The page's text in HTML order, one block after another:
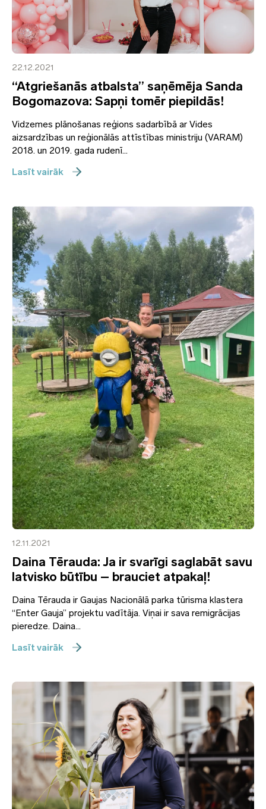
22.12.2021
“Atgriešanās atbalsta” saņēmēja Sanda
Bogomazova: Sapņi tomēr piepildās!
Vidzemes plānošanas reģions sadarbībā ar Vides
aizsardzības un reģionālās attīstības ministriju (VARAM)
2018. un 2019. gada rudenī...
Lasīt vairāk
12.11.2021
Daina Tērauda: Ja ir svarīgi saglabāt savu
latvisko būtību – brauciet atpakaļ!
Daina Tērauda ir Gaujas Nacionālā parka tūrisma klastera
“Enter Gauja” projektu vadītāja. Viņai ir sava remigrācijas
pieredze. Daina...
Lasīt vairāk